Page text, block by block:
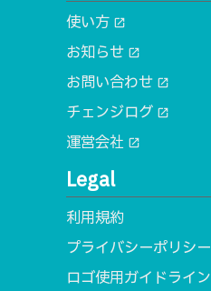
使い方 open_in_new
お知らせ open_in_new
お問い合わせ open_in_new
チェンジログ open_in_new
運営会社 open_in_new
Legal
利用規約
プライバシーポリシー
ロゴ使用ガイドライン